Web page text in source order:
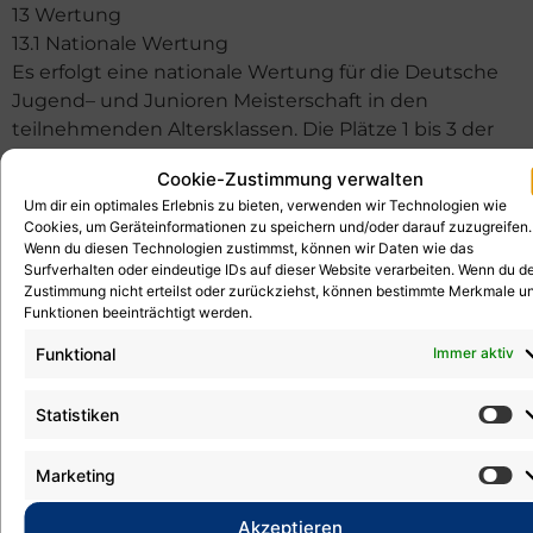
Cookie-Zustimmung verwalten
Um dir ein optimales Erlebnis zu bieten, verwenden wir Technologien wie
Cookies, um Geräteinformationen zu speichern und/oder darauf zuzugreifen.
Wenn du diesen Technologien zustimmst, können wir Daten wie das
Surfverhalten oder eindeutige IDs auf dieser Website verarbeiten. Wenn du
Zustimmung nicht erteilst oder zurückziehst, können bestimmte Merkmale
Funktionen beeinträchtigt werden.
Funktional Immer aktiv
Statistiken
Marketing
Akzeptieren
13 Wertung
13.1 Nationale Wertung
Es erfolgt eine nationale Wertung für die Deutsche
Jugend– und Junioren Meisterschaft in den
teilnehmenden Altersklassen. Die Plätze 1 bis 3 der
Pokal und je Spieler eine Medaille. Jeder Spieler
erhält eine Urkunde.
13.2 Allgemeines
Es wird nach den Vorgaben des Regelwerkes und
nach der Wettkampfordnung verfahren. Spielt bei
Startgenehmigung hat, bzw. nicht zu den vorher
Mannschaft disqualifiziert und die bereits
annulliert.
14 Einsprüche und Proteste